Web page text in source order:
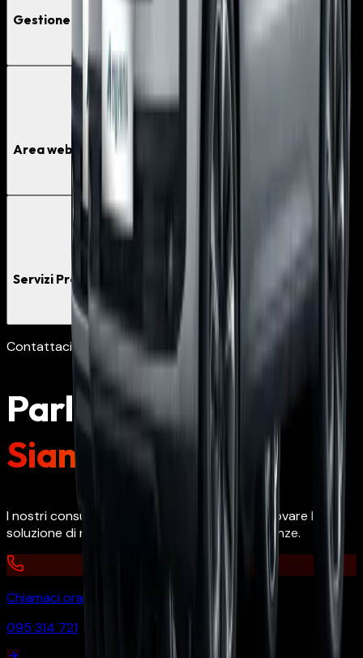
Gestione delle pratiche amministrative
Dettagli inclusi
08
Dashboard digitale
Area web dedicata alla gestione dei veicoli
09
Servizi Premium e Vantaggi Esclusivi
Contattaci
Parlaci.
Siamo qui.
I nostri consulenti sono pronti ad aiutarti a trovare la
soluzione di noleggio perfetta per le tue esigenze.
Chiamaci ora
095 314 721